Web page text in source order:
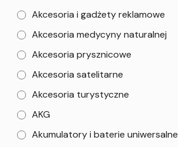
Akcesoria i gadżety reklamowe
Akcesoria medycyny naturalnej
Akcesoria prysznicowe
Akcesoria satelitarne
Akcesoria turystyczne
AKG
Akumulatory i baterie uniwersalne